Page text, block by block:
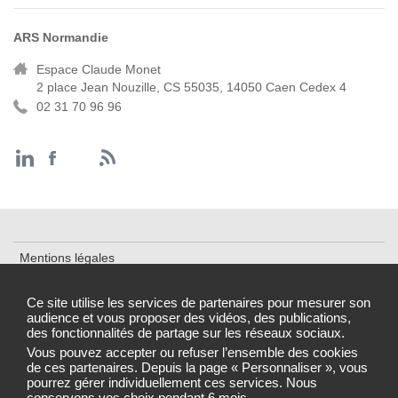
Ce site utilise les services de partenaires pour mesurer son
audience et vous proposer des vidéos, des publications,
des fonctionnalités de partage sur les réseaux sociaux.
Vous pouvez accepter ou refuser l’ensemble des cookies
de ces partenaires. Depuis la page « Personnaliser », vous
pourrez gérer individuellement ces services. Nous
ARS Normandie
Espace Claude Monet
2 place Jean Nouzille, CS 55035, 14050 Caen Cedex 4
02 31 70 96 96
Mentions légales
Accessibilité : partiellement conforme
Gestion des cookies